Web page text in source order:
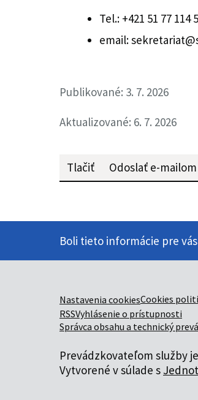
Tel.: +421 51 77 114
email:
Publikované: 3. 7. 2026
Aktualizované: 6. 7. 2026
Tlačiť Odoslať e-mailom
Boli tieto informácie pre
Nastavenia cookiesCookies
RSSVyhlásenie o prístupnosti
Správca obsahu a technický
Prevádzkovateľom služby
Vytvorené v súlade s